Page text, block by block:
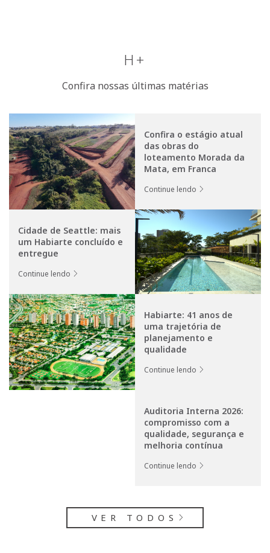
H+
Confira nossas últimas matérias
Confira o estágio atual
das obras do
loteamento Morada da
Mata, em Franca
Continue lendo
Cidade de Seattle: mais
um Habiarte concluído e
entregue
Continue lendo
Habiarte: 41 anos de
uma trajetória de
planejamento e
qualidade
Continue lendo
Auditoria Interna 2026:
compromisso com a
qualidade, segurança e
melhoria contínua
Continue lendo
VER TODOS